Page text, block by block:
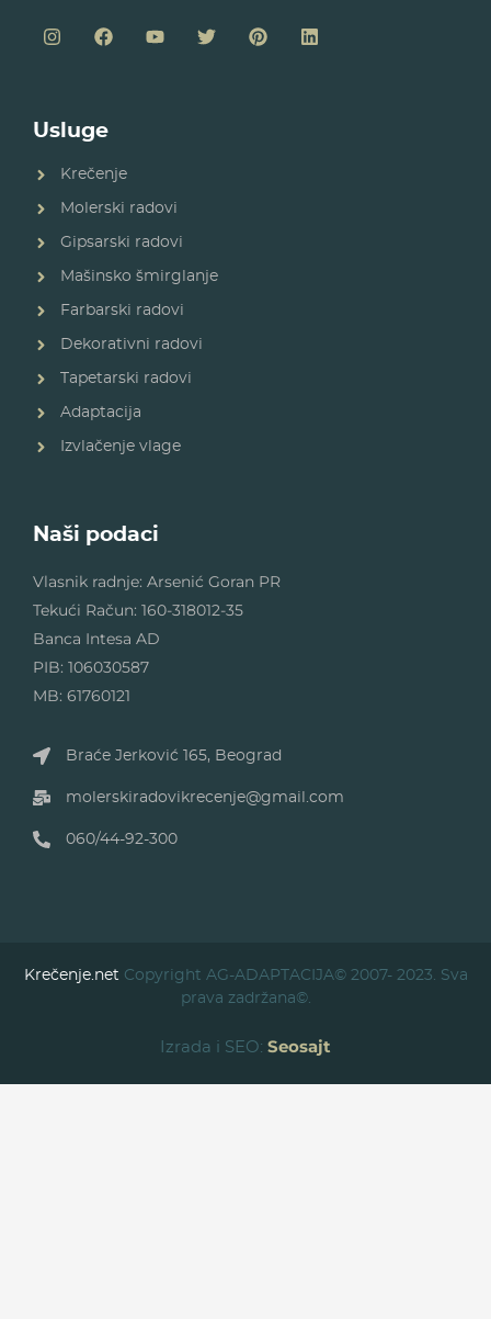
Usluge
Krečenje
Molerski radovi
Gipsarski radovi
Mašinsko šmirglanje
Farbarski radovi
Dekorativni radovi
Tapetarski radovi
Adaptacija
Izvlačenje vlage
Naši podaci
Vlasnik radnje: Arsenić Goran PR
Tekući Račun: 160-318012-35
Banca Intesa AD
PIB: 106030587
MB: 61760121
Braće Jerković 165, Beograd
molerskiradovikrecenje@gmail.com
060/44-92-300
Krečenje.net Copyright AG-ADAPTACIJA© 2007- 2023. Sva
prava zadržana©.
Izrada i SEO: Seosajt